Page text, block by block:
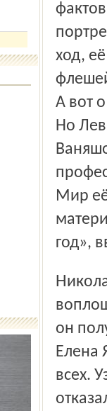
ход,
А вот
Но
Мир
год»,
Николай Тучков был для своих современников
он
Елена
всех.